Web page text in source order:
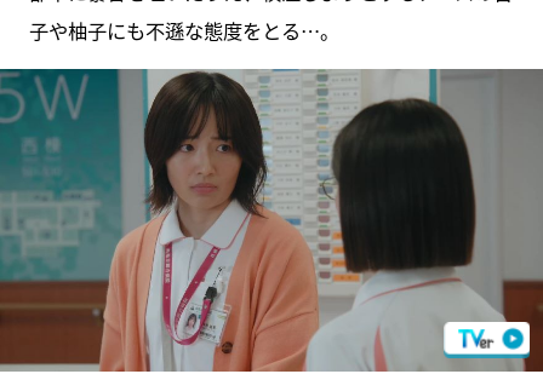
子や柚子にも不遜な態度をとる…。